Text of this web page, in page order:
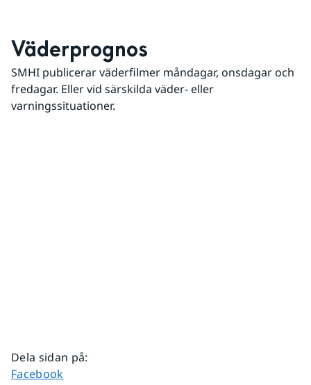
Väderprognos
SMHI publicerar väderfilmer måndagar, onsdagar och
fredagar. Eller vid särskilda väder- eller
varningssituationer.
Dela sidan på:
Dela sidan på
Facebook